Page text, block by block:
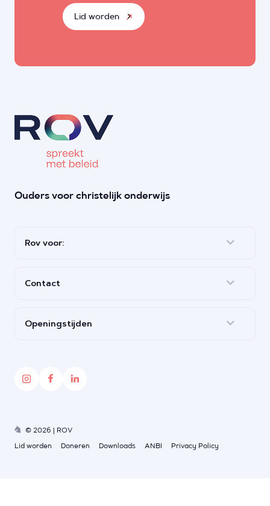
Lid worden
Ouders voor christelijk onderwijs
Rov voor:
Contact
Openingstijden
© 2026 | ROV
Lid worden
Doneren Downloads ANBI Privacy Policy